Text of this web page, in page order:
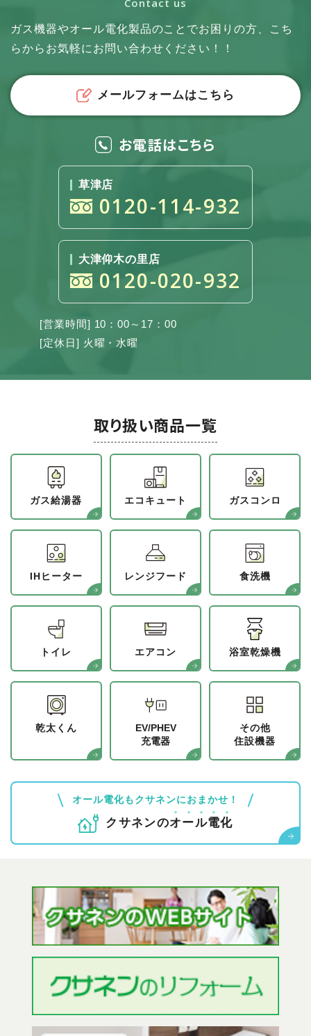
Contact us
ガス機器やオール電化製品のことでお困りの方、
こち
らからお気軽にお問い合わせください！！
メールフォームはこちら
お電話はこちら
草津店
0120-114-932
大津仰木の里店
0120-020-932
[営業時間] 10：00～17：00
[定休日] 火曜・水曜
取り扱い商品一覧
ガス給湯器 エコキュート ガスコンロ
IHヒーター レンジフード 食洗機
トイレ エアコン 浴室乾燥機
乾太くん
EV/PHEV
充電器
その他
住設機器
オール電化もクサネンにおまかせ！
クサネンのオール電化